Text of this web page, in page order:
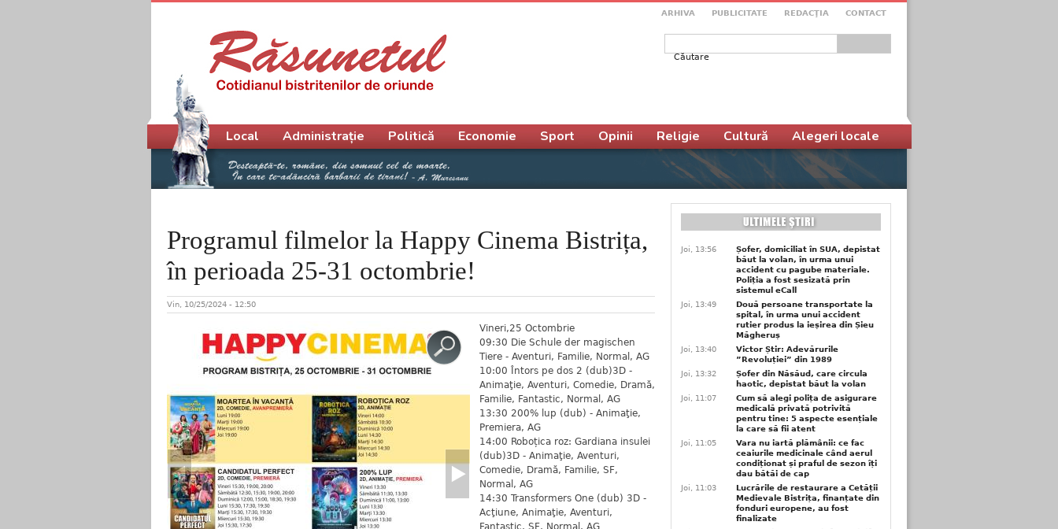
ARHIVA PUBLICITATE REDACŢIA CONTACT
Formular de căutare
Programul filmelor la Happy Cinema Bistrița,
în perioada 25-31 octombrie!
Vin, 10/25/2024 - 12:50
Vineri,25 Octombrie
09:30 Die Schule der magischen
Tiere - Aventuri, Familie, Normal, AG
10:00 Întors pe dos 2 (dub)3D -
Animaţie, Aventuri, Comedie, Dramă,
Familie, Fantastic, Normal, AG
13:30 200% lup (dub) - Animaţie,
Premiera, AG
14:00 Roboțica roz: Gardiana insulei
(dub)3D - Animaţie, Aventuri,
Comedie, Dramă, Familie, SF,
Normal, AG
14:30 Transformers One (dub) 3D -
Acţiune, Animaţie, Aventuri,
Fantastic, SF, Normal, AG
Meniu principal
Local Administrație Politică Economie Sport Opinii Religie Cultură Alegeri locale
Joi, 13:56
Șofer, domiciliat în SUA, depistat
băut la volan, în urma unui
accident cu pagube materiale.
Poliția a fost sesizată prin
sistemul eCall
Joi, 13:49
Două persoane transportate la
spital, în urma unui accident
rutier produs la ieșirea din Șieu
Măgheruș
Joi, 13:40
Victor Știr: Adevărurile
”Revoluției” din 1989
Joi, 13:32
Șofer din Năsăud, care circula
haotic, depistat băut la volan
Joi, 11:07
Cum să alegi polița de asigurare
medicală privată potrivită
pentru tine: 5 aspecte esențiale
la care să fii atent
Joi, 11:05
Vara nu iartă plămânii: ce fac
ceaiurile medicinale când aerul
condiționat și praful de sezon îți
dau bătăi de cap
Joi, 11:03
Lucrările de restaurare a Cetății
Medievale Bistrița, finanțate din
fonduri europene, au fost
finalizate